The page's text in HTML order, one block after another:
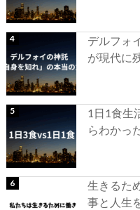
デルフォ
が現代に
1日1食生
らわかっ
生きるた
事と人生